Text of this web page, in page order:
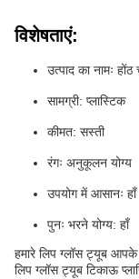
विशेषताएं:
उत्पाद का नामः
सामग्री: प्लास्टिक
कीमत: सस्ती
रंगः अनुकूलन योग्य
उपयोग में आसानः हाँ
पुनः भरने योग्य: हाँ
हमारे लिप ग्लॉस ट्यूब
लिप ग्लॉस ट्यूब टिकाऊ